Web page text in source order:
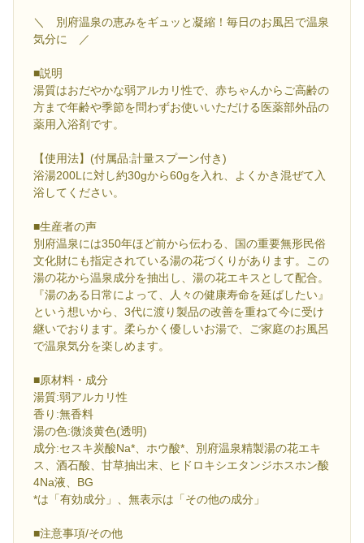
＼ 別府温泉の恵みをギュッと凝縮！毎日のお風呂で温泉
気分に ／
■説明
湯質はおだやかな弱アルカリ性で、赤ちゃんからご高齢の
方まで年齢や季節を問わずお使いいただける医薬部外品の
薬用入浴剤です。
【使用法】(付属品:計量スプーン付き)
浴湯200Lに対し約30gから60gを入れ、よくかき混ぜて入
浴してください。
■生産者の声
別府温泉には350年ほど前から伝わる、国の重要無形民俗
文化財にも指定されている湯の花づくりがあります。この
湯の花から温泉成分を抽出し、湯の花エキスとして配合。
『湯のある日常によって、人々の健康寿命を延ばしたい』
という想いから、3代に渡り製品の改善を重ねて今に受け
継いでおります。柔らかく優しいお湯で、ご家庭のお風呂
で温泉気分を楽しめます。
■原材料・成分
湯質:弱アルカリ性
香り:無香料
湯の色:微淡黄色(透明)
成分:セスキ炭酸Na*、ホウ酸*、別府温泉精製湯の花エキ
ス、酒石酸、甘草抽出末、ヒドロキシエタンジホスホン酸
4Na液、BG
*は「有効成分」、無表示は「その他の成分」
■注意事項/その他